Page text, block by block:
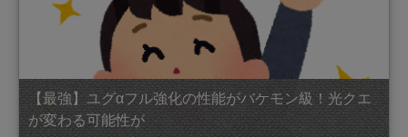
【最強】ユグαフル強化の性能がバケモン級！光クエ
が変わる可能性が